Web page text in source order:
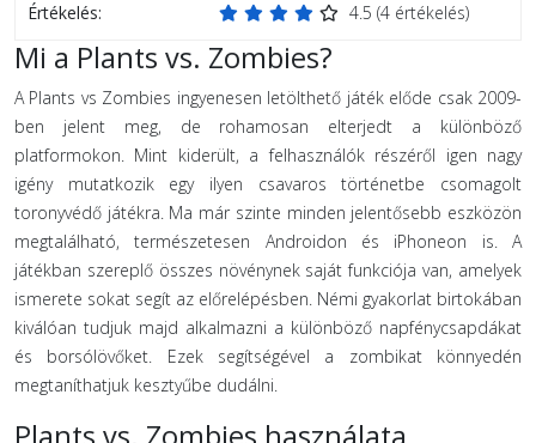
Értékelés:
4.5 (4 értékelés)
Mi a Plants vs. Zombies?
A Plants vs Zombies ingyenesen letölthető játék előde csak 2009-
ben jelent meg, de rohamosan elterjedt a különböző
platformokon. Mint kiderült, a felhasználók részéről igen nagy
igény mutatkozik egy ilyen csavaros történetbe csomagolt
toronyvédő játékra. Ma már szinte minden jelentősebb eszközön
megtalálható, természetesen Androidon és iPhoneon is. A
játékban szereplő összes növénynek saját funkciója van, amelyek
ismerete sokat segít az előrelépésben. Némi gyakorlat birtokában
kiválóan tudjuk majd alkalmazni a különböző napfénycsapdákat
és borsólövőket. Ezek segítségével a zombikat könnyedén
megtaníthatjuk kesztyűbe dudálni.